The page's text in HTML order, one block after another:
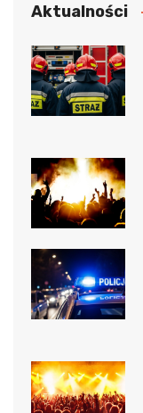
Aktualności